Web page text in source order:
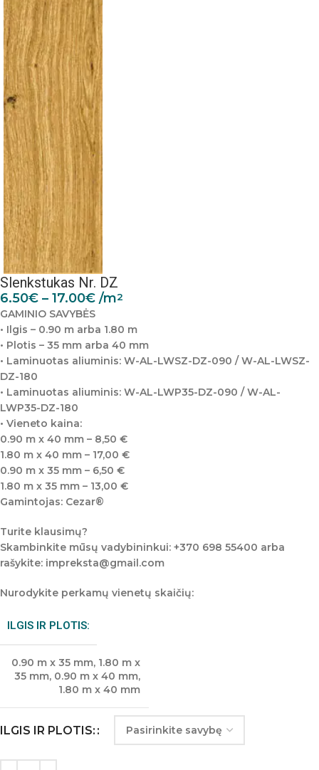
Slenkstukas Nr. DZ
6.50€ – 17.00€ /m2
GAMINIO SAVYBĖS
• Ilgis – 0.90 m arba 1.80 m
• Plotis – 35 mm arba 40 mm
• Laminuotas aliuminis: W-AL-LWSZ-DZ-090 / W-AL-LWSZ-
DZ-180
• Laminuotas aliuminis: W-AL-LWP35-DZ-090 / W-AL-
LWP35-DZ-180
• Vieneto kaina:
0.90 m x 40 mm – 8,50 €
1.80 m x 40 mm – 17,00 €
0.90 m x 35 mm – 6,50 €
1.80 m x 35 mm – 13,00 €
Gamintojas: Cezar®
Turite klausimų?
Skambinkite mūsų vadybininkui: +370 698 55400 arba
rašykite: impreksta@gmail.com
Nurodykite perkamų vienetų skaičių:
ILGIS IR PLOTIS:
0.90 m x 35 mm, 1.80 m x
35 mm, 0.90 m x 40 mm,
1.80 m x 40 mm
ILGIS IR PLOTIS: